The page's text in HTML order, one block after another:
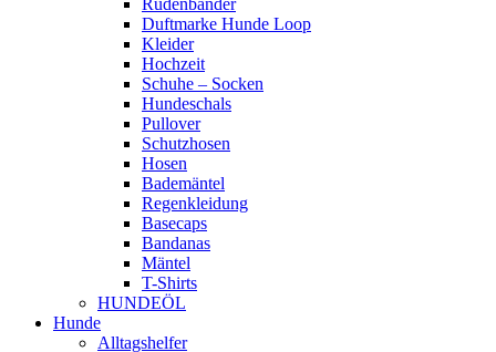
Rüdenbänder
Duftmarke Hunde Loop
Kleider
Hochzeit
Schuhe – Socken
Hundeschals
Pullover
Schutzhosen
Hosen
Bademäntel
Regenkleidung
Basecaps
Bandanas
Mäntel
T-Shirts
HUNDEÖL
Hunde
Alltagshelfer